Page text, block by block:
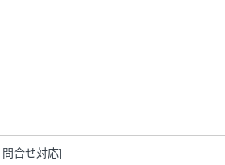
合せ対応]